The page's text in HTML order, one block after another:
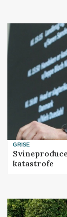
GRISE
katastrofe